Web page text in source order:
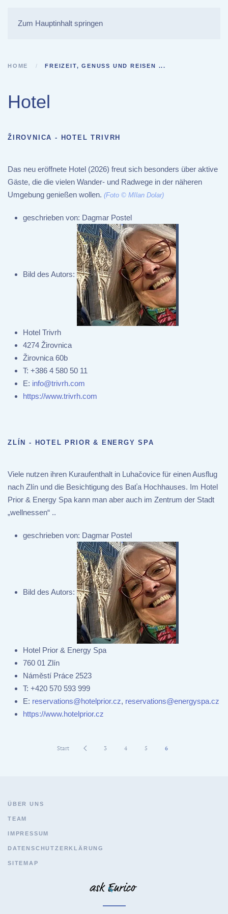
Zum Hauptinhalt springen
HOME FREIZEIT, GENUSS UND REISEN ...
Hotel
ŽIROVNICA - HOTEL TRIVRH
Das neu eröffnete Hotel (2026) freut sich besonders über aktive
Gäste, die die vielen Wander- und Radwege in der näheren
Umgebung genießen wollen. (Foto © MIlan Dolar)
geschrieben von: Dagmar Postel
Bild des Autors:
Hotel Trivrh
4274 Žirovnica
Žirovnica 60b
T: +386 4 580 50 11
E: info@trivrh.com
https://www.trivrh.com
ZLÍN - HOTEL PRIOR & ENERGY SPA
Viele nutzen ihren Kuraufenthalt in Luhačovice für einen Ausflug
nach Zlín und die Besichtigung des Baťa Hochhauses. Im Hotel
Prior & Energy Spa kann man aber auch im Zentrum der Stadt
„wellnessen“ ..
geschrieben von: Dagmar Postel
Bild des Autors:
Hotel Prior & Energy Spa
760 01 Zlín
Náměstí Práce 2523
T: +420 570 593 999
E: reservations@hotelprior.cz, reservations@energyspa.cz
https://www.hotelprior.cz
Start 3 4 5 6
ÜBER UNS
TEAM
IMPRESSUM
DATENSCHUTZERKLÄRUNG
SITEMAP